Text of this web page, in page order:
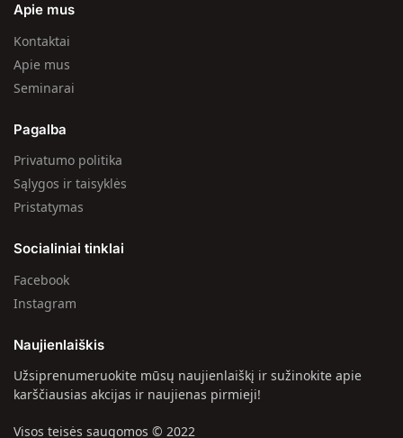
Apie mus
Kontaktai
Apie mus
Seminarai
Pagalba
Privatumo politika
Sąlygos ir taisyklės
Pristatymas
Socialiniai tinklai
Facebook
Instagram
Naujienlaiškis
Užsiprenumeruokite mūsų naujienlaiškį ir sužinokite apie
karščiausias akcijas ir naujienas pirmieji!
Visos teisės saugomos © 2022